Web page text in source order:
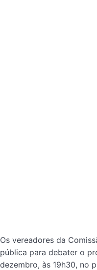
Os vereadores da
pública para debater o
dezembro, às 19h30, no